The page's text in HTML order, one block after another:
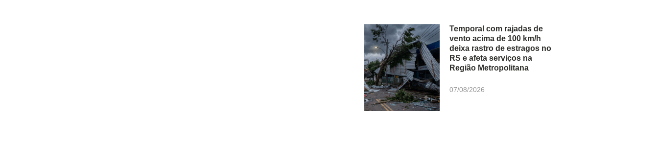
Temporal com rajadas de
vento acima de 100 km/h
deixa rastro de estragos no
RS e afeta serviços na
Região Metropolitana
07/08/2026